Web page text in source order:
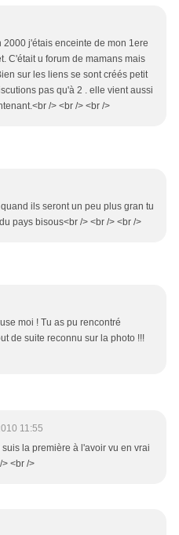
2000 j'étais enceinte de mon 1ere
C'était u forum de mamans mais
sur les liens se sont créés petit
pas qu'à 2 . elle vient aussi
/> <br /> <br />
ils seront un peu plus gran tu
pays bisous<br /> <br /> <br />
moi ! Tu as pu rencontré
de suite reconnu sur la photo !!!
11:55
suis la première à l'avoir vu en vrai
> <br />